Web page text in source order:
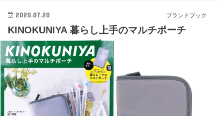
ブランドブック
2020.07.20
KINOKUNIYA 暮らし上手のマルチポーチ